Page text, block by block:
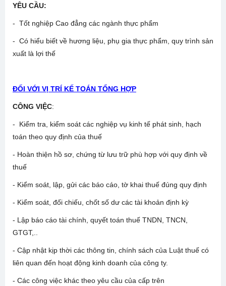
YÊU CẦU:
- Tốt nghiệp Cao đẳng các ngành thực phẩm
- Có hiểu biết về hương liệu, phụ gia thực phẩm, quy trình sản
xuất là lợi thế
ĐỐI VỚI VỊ TRÍ KẾ TOÁN TỔNG HỢP
CÔNG VIỆC:
- Kiểm tra, kiểm soát các nghiệp vụ kinh tế phát sinh, hạch
toán theo quy định của thuế
- Hoàn thiện hồ sơ, chứng từ lưu trữ phù hợp với quy định về
thuế
- Kiểm soát, lập, gửi các báo cáo, tờ khai thuế đúng quy định
- Kiểm soát, đối chiếu, chốt số dư các tài khoản định kỳ
- Lập báo cáo tài chính, quyết toán thuế TNDN, TNCN,
GTGT,..
- Cập nhật kịp thời các thông tin, chính sách của Luật thuế có
liên quan đến hoạt động kinh doanh của công ty.
- Các công việc khác theo yêu cầu của cấp trên